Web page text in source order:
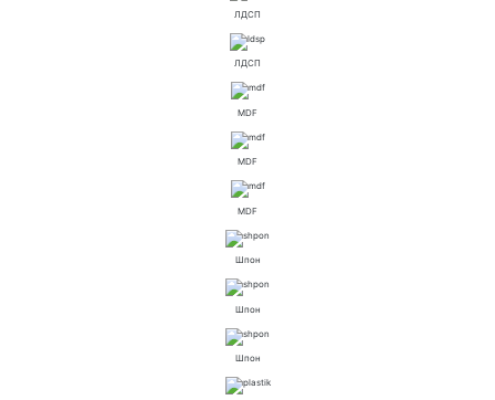
ЛДСП
ЛДСП
MDF
MDF
MDF
Шпон
Шпон
Шпон